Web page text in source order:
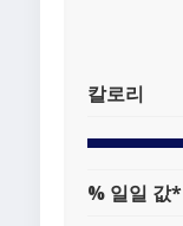
칼로리
% 일일 값*